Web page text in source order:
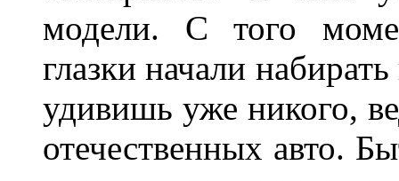
модели. С того
глазки начали
удивишь уже никого,
отечественных авто.